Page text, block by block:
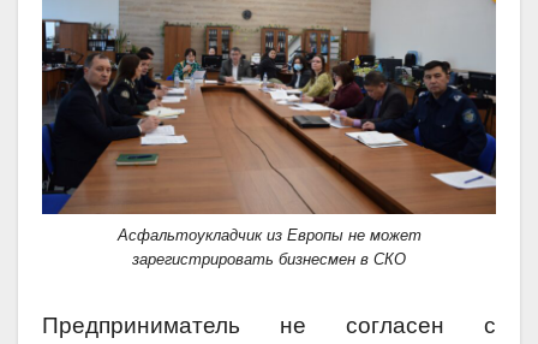
Асфальтоукладчик из Европы не может
зарегистрировать бизнесмен в СКО
Предприниматель не согласен с